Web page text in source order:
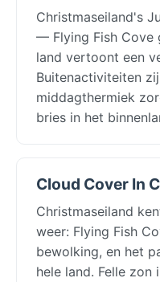
Christmaseiland's
— Flying Fish Cove
land vertoont een
Buitenactiviteiten
middagthermiek
bries in het
Cloud Cover In
Christmaseiland
weer: Flying Fish
bewolking, en het
hele land. Felle zon